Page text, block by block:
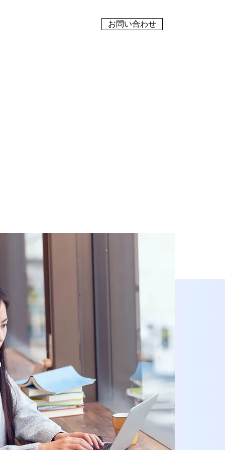
お問い合わせ